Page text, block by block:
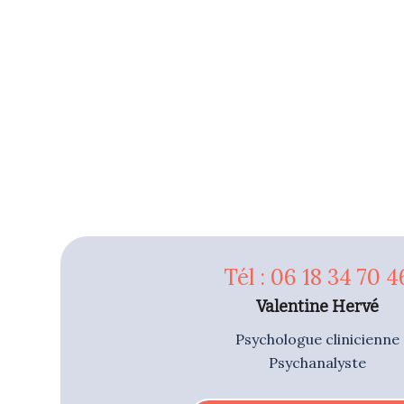
Tél : 06 18 34 70
Valentine Hervé
Psychologue clinicienne
Psychanalyste